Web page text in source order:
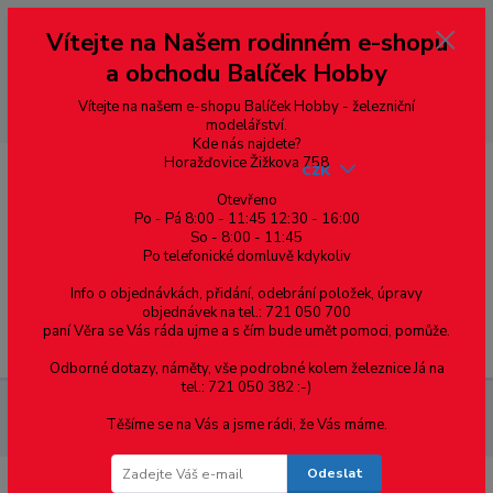
--- pro zákazníky ze Slovenska a jiných zemí, pokud chcete platit v eurech
přepněte si e-shop na euro 💶 pro přepočet měny - pravý horní roh ---
dobírky – pokud si z nějakého důvodu zásilku nevyzvednete, bude po
domluvě zaslána znovu s opětovnou platbou za poštovné, v opačném
případě bude zrušena a účet přidán na blacklist a rušeny následující
objednávky.
Menu
CZK
BR 186 "FYRA", DCC se zvukem
Vítejte na Našem rodinném e-shopu
a obchodu Balíček Hobby
Vítejte na našem e-shopu Balíček Hobby - železniční
modelářství.
Kde nás najdete?
Horažďovice Žižkova 758
Otevřeno
Po - Pá 8:00 - 11:45 12:30 - 16:00
So - 8:00 - 11:45
Po telefonické domluvě kdykoliv
Info o objednávkách, přidání, odebrání položek, úpravy
objednávek na tel.: 721 050 700
paní Věra se Vás ráda ujme a s čím bude umět pomoci, pomůže.
Odborné dotazy, náměty, vše podrobné kolem železnice Já na
tel.: 721 050 382 :-)
Těšíme se na Vás a jsme rádi, že Vás máme.
Odeslat